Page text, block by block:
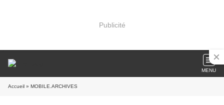
Publicité
MENU
Accueil » MOBILE.ARCHIVES